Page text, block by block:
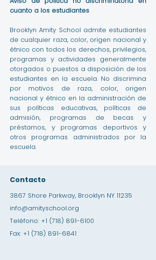
cuanto a los estudiantes
Brooklyn Amity School admite estudiantes
de cualquier raza, color, origen nacional y
étnico con todos los derechos, privilegios,
programas y actividades generalmente
otorgados o puestos a disposición de los
estudiantes en la escuela. No discrimina
por motivos de raza, color, origen
nacional y étnico en la administración de
sus políticas educativas, políticas de
admisión, programas de becas y
préstamos, y programas deportivos y
otros programas administrados por la
escuela.
Contacto
3867 Shore Parkway, Brooklyn NY 11235
info@amityschool.org
Teléfono: +1 (718) 891-6100
Fax: +1 (718) 891-6841